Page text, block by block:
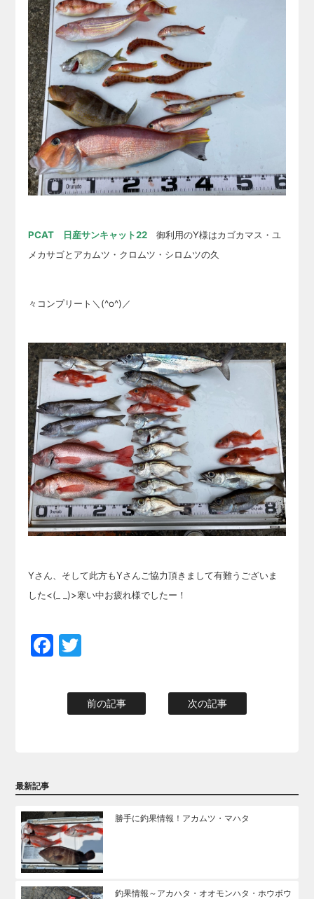
PCAT 日産サンキャット22 御利用のY様はカゴカマス・ユ
メカサゴとアカムツ・クロムツ・シロムツの久
々コンプリート＼(^o^)／
Yさん、そして此方もYさんご協力頂きまして有難うございま
した<(_ _)>寒い中お疲れ様でしたー！
Facebook
前の記事 次の記事
最新記事
勝手に釣果情報！アカムツ・マハタ
釣果情報～アカハタ・オオモンハタ・ホウボウ